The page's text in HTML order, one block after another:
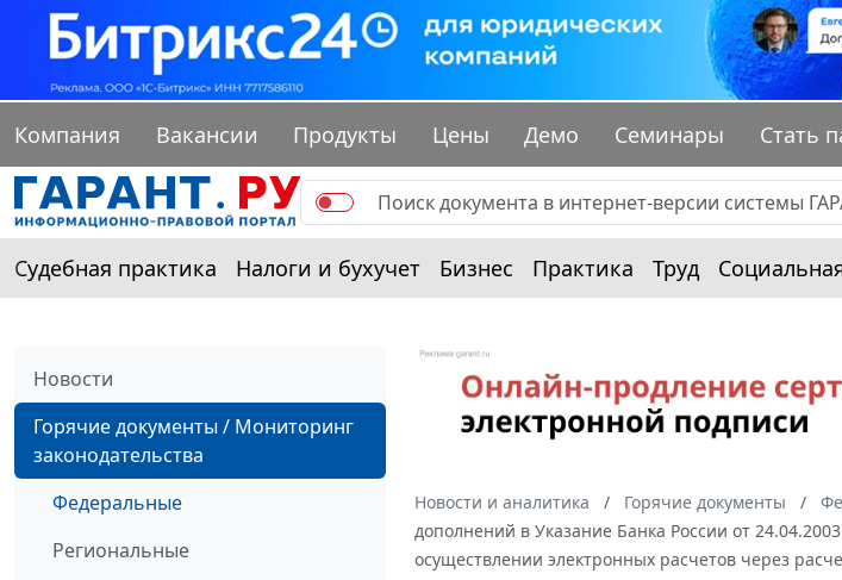
Компания Вакансии Продукты Цены Демо Семинары Стать
Судебная практика Налоги и бухучет Бизнес Практика Труд
Новости
Горячие документы / Мониторинг
законодательства
Федеральные
Региональные
Новости и аналитика Горячие документы
дополнений в Указание Банка России от
осуществлении электронных расчетов через